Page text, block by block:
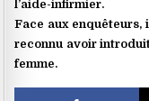
l’aide-infirmier.
Face aux enquêteurs,
reconnu avoir
femme.